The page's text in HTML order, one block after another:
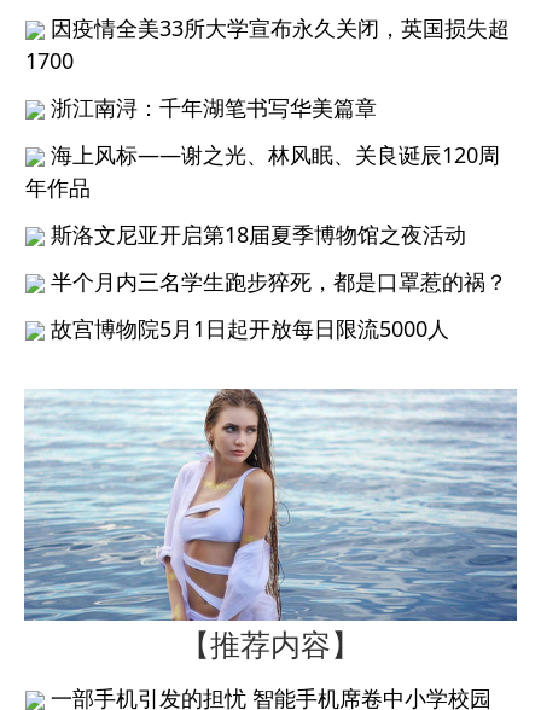
因疫情全美33所大学宣布永久关闭，英国损失超
1700
浙江南浔：千年湖笔书写华美篇章
海上风标——谢之光、林风眠、关良诞辰120周
年作品
斯洛文尼亚开启第18届夏季博物馆之夜活动
半个月内三名学生跑步猝死，都是口罩惹的祸？
故宫博物院5月1日起开放每日限流5000人
【推荐内容】
一部手机引发的担忧 智能手机席卷中小学校园